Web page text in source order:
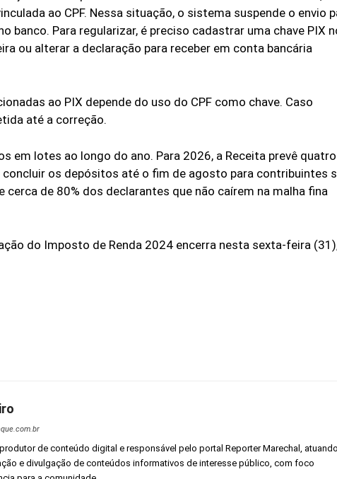
ao CPF. Nessa situação, o sistema suspende o envio
banco. Para regularizar, é preciso cadastrar uma chave PIX
ou alterar a declaração para receber em conta bancária
ao PIX depende do uso do CPF como chave. Caso
até a correção.
em lotes ao longo do ano. Para 2026, a Receita prevê quatro
os depósitos até o fim de agosto para contribuintes
cerca de 80% dos declarantes que não caírem na malha fina
do Imposto de Renda 2024 encerra nesta sexta-feira
de conteúdo digital e responsável pelo portal Reporter Marechal, atuando
e divulgação de conteúdos informativos de interesse público, com foco